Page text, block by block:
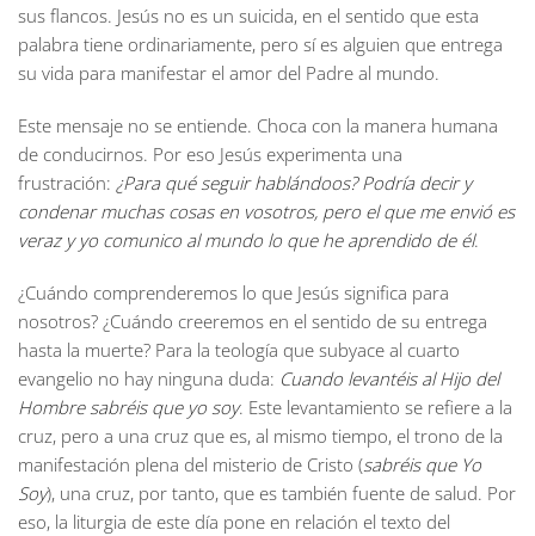
sus flancos. Jesús no es un suicida, en el sentido que esta
palabra tiene ordinariamente, pero sí es alguien que entrega
su vida para manifestar el amor del Padre al mundo.
Este mensaje no se entiende. Choca con la manera humana
de conducirnos. Por eso Jesús experimenta una
frustración: ¿Para qué seguir hablándoos? Podría decir y
condenar muchas cosas en vosotros, pero el que me envió es
veraz y yo comunico al mundo lo que he aprendido de él.
¿Cuándo comprenderemos lo que Jesús significa para
nosotros? ¿Cuándo creeremos en el sentido de su entrega
hasta la muerte? Para la teología que subyace al cuarto
evangelio no hay ninguna duda: Cuando levantéis al Hijo del
Hombre sabréis que yo soy. Este levantamiento se refiere a la
cruz, pero a una cruz que es, al mismo tiempo, el trono de la
manifestación plena del misterio de Cristo (sabréis que Yo
Soy), una cruz, por tanto, que es también fuente de salud. Por
eso, la liturgia de este día pone en relación el texto del